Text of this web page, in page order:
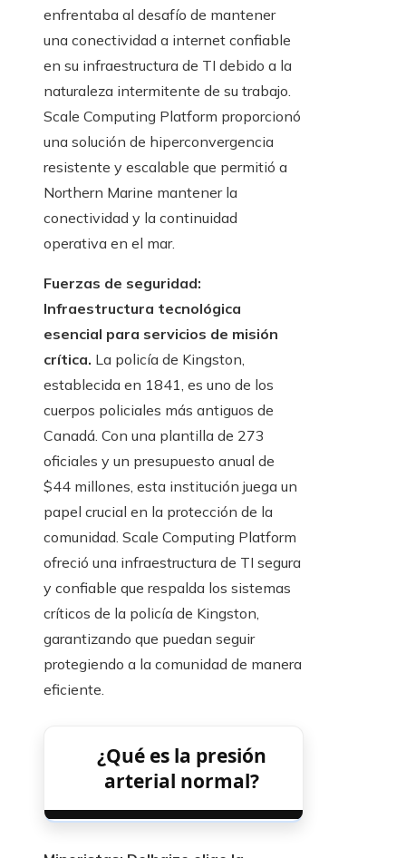
enfrentaba al desafío de mantener
una conectividad a internet confiable
en su infraestructura de TI debido a la
naturaleza intermitente de su trabajo.
Scale Computing Platform proporcionó
una solución de hiperconvergencia
resistente y escalable que permitió a
Northern Marine mantener la
conectividad y la continuidad
operativa en el mar.
Fuerzas de seguridad:
Infraestructura tecnológica
esencial para servicios de misión
crítica. La policía de Kingston,
establecida en 1841, es uno de los
cuerpos policiales más antiguos de
Canadá. Con una plantilla de 273
oficiales y un presupuesto anual de
$44 millones, esta institución juega un
papel crucial en la protección de la
comunidad. Scale Computing Platform
ofreció una infraestructura de TI segura
y confiable que respalda los sistemas
críticos de la policía de Kingston,
garantizando que puedan seguir
protegiendo a la comunidad de manera
eficiente.
¿Qué es la presión
arterial normal?